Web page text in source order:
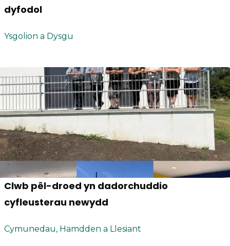
dyfodol
Ysgolion a Dysgu
Clwb pêl-droed yn dadorchuddio
cyfleusterau newydd
Cymunedau, Hamdden a Llesiant